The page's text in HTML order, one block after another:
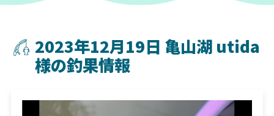
2023年12月19日 亀山湖 utida
様の釣果情報